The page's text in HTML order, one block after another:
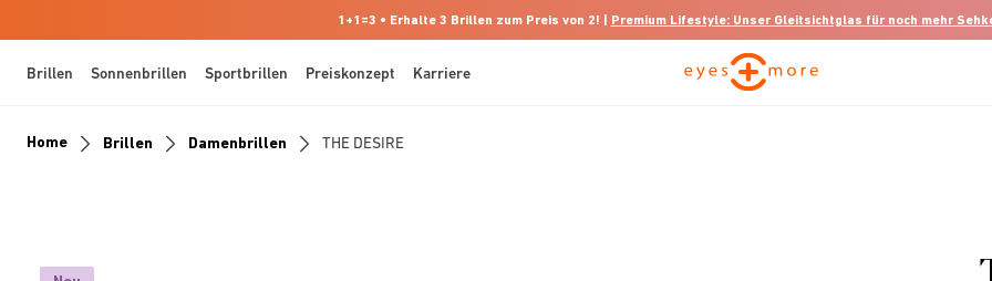
1+1=3 • Erhalte 3 Brillen zum Preis von 2! | Premium Lifestyle: Unser Gleitsichtglas für noch mehr
Brillen Sonnenbrillen Sportbrillen Preiskonzept Karriere
Home Brillen Damenbrillen THE DESIRE